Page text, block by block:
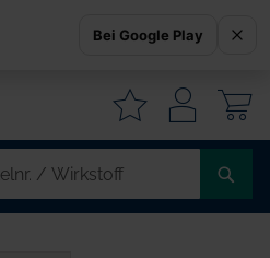
Bei Google Play